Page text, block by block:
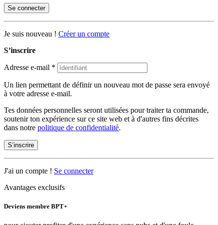
Se connecter
Je suis nouveau ! Créer un compte
S’inscrire
Adresse e-mail *
Un lien permettant de définir un nouveau mot de passe sera envoyé
à votre adresse e-mail.
Tes données personnelles seront utilisées pour traiter ta commande,
soutenir ton expérience sur ce site web et à d'autres fins décrites
dans notre politique de confidentialité.
S’inscrire
J'ai un compte ! Se connecter
Avantages exclusifs
Deviens membre BPT+